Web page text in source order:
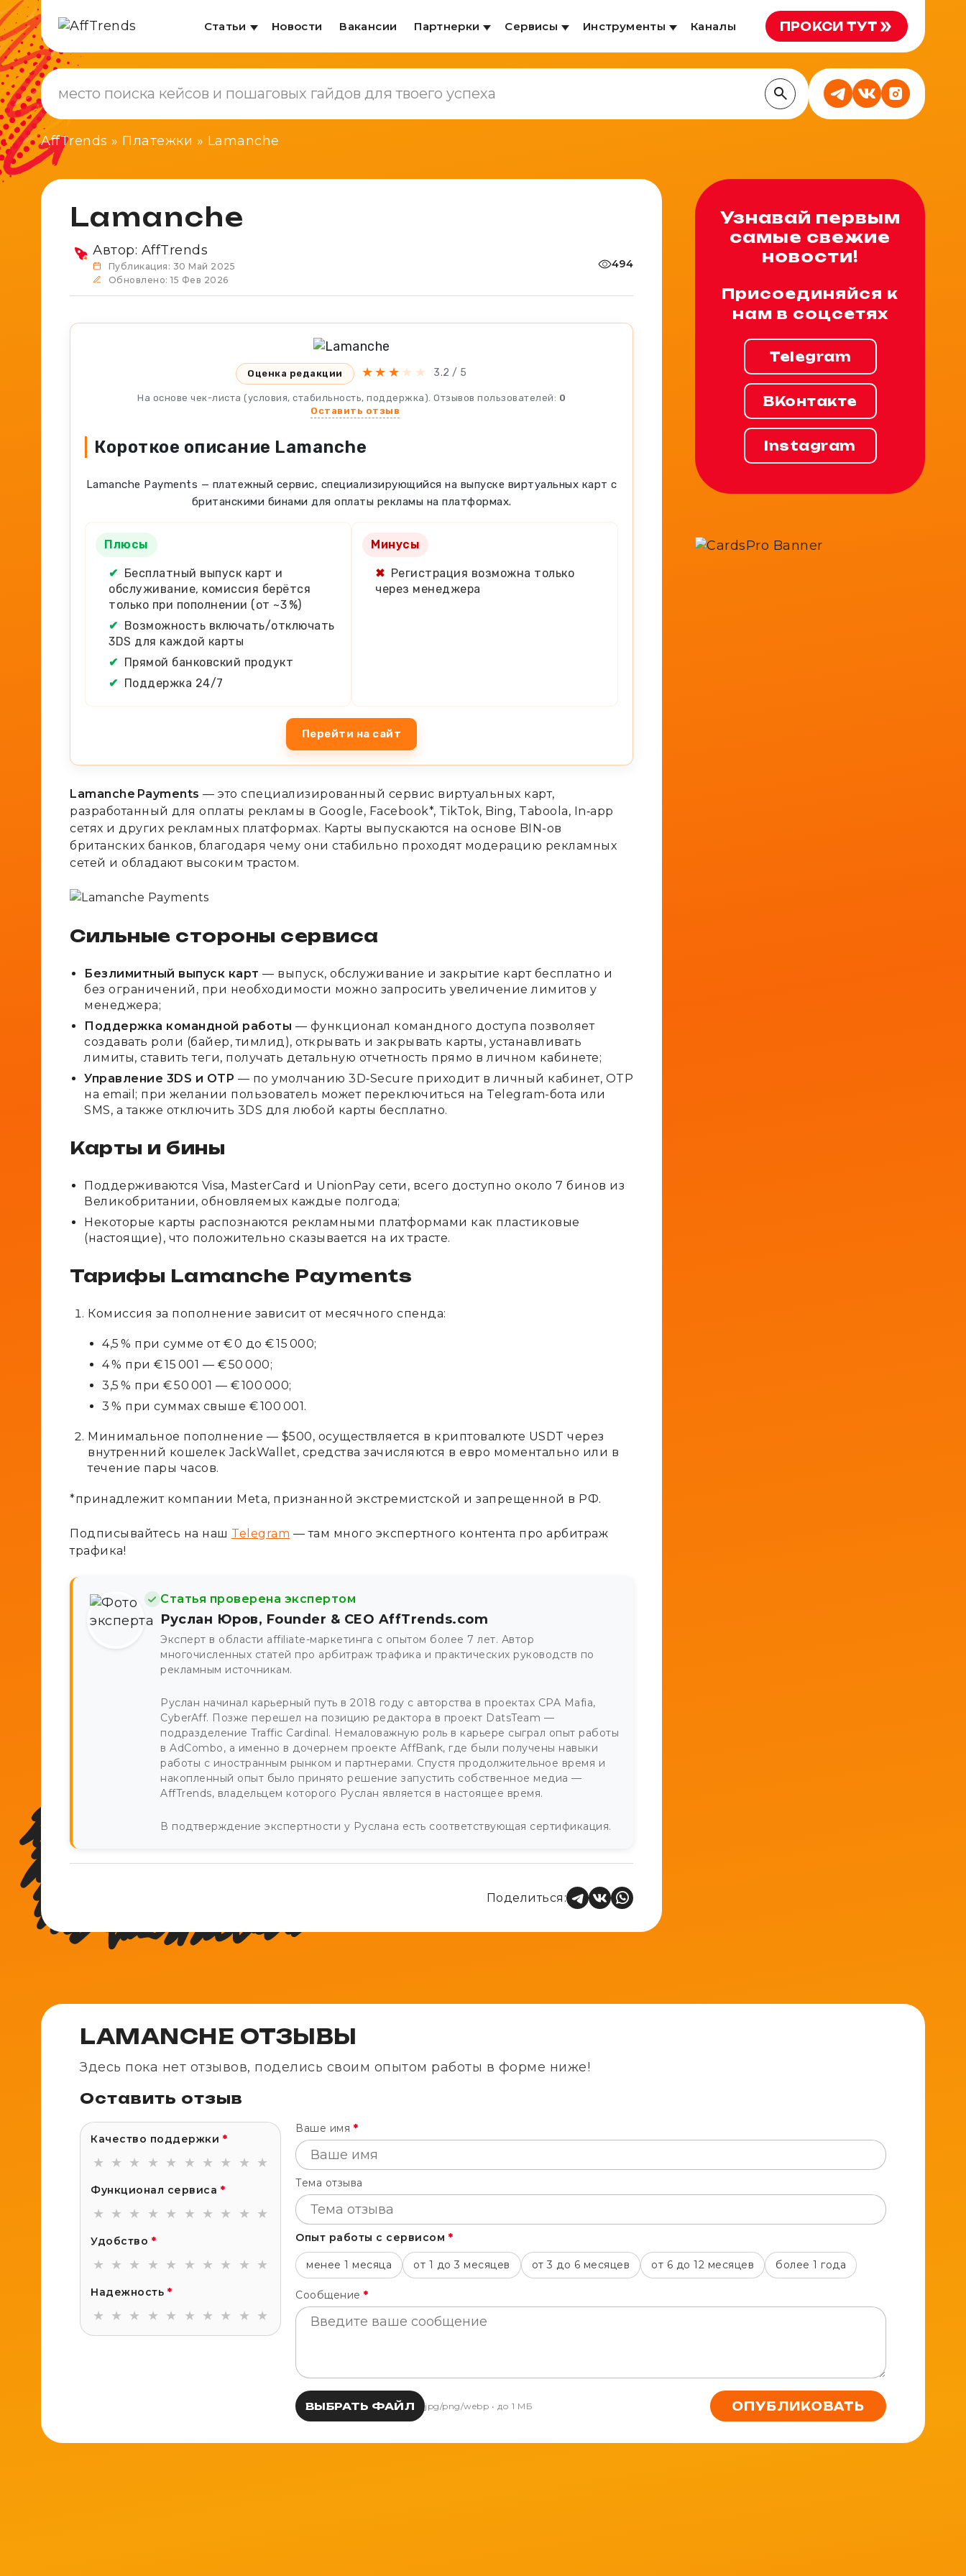
Статьи Новости Вакансии Партнерки Сервисы Инструменты Каналы ПРОКСИ ТУТ
AffTrends » Платежки » Lamanche
Lamanche
Автор: AffTrends
Публикация: 30 Май 2025
Обновлено: 15 Фев 2026
494
Оценка редакции ★★ ★ ★ ★ 3.2 / 5
На основе чек-листа (условия, стабильность, поддержка). Отзывов пользователей: 0
Оставить отзыв
Короткое описание Lamanche
Lamanche Payments — платежный сервис, специализирующийся на выпуске виртуальных карт с
британскими бинами для оплаты рекламы на платформах.
Плюсы
✔ Бесплатный выпуск карт и
обслуживание, комиссия берётся
только при пополнении (от ~3 %)
✔ Возможность включать/отключать
3DS для каждой карты
✔ Прямой банковский продукт
✔ Поддержка 24/7
Минусы
✖ Регистрация возможна только
через менеджера
Перейти на сайт
Lamanche Payments — это специализированный сервис виртуальных карт,
разработанный для оплаты рекламы в Google, Facebook*, TikTok, Bing, Taboola, In‑app
сетях и других рекламных платформах. Карты выпускаются на основе BIN-ов
британских банков, благодаря чему они стабильно проходят модерацию рекламных
сетей и обладают высоким трастом.
Сильные стороны сервиса
Безлимитный выпуск карт — выпуск, обслуживание и закрытие карт бесплатно и
без ограничений, при необходимости можно запросить увеличение лимитов у
менеджера;
Поддержка командной работы — функционал командного доступа позволяет
создавать роли (байер, тимлид), открывать и закрывать карты, устанавливать
лимиты, ставить теги, получать детальную отчетность прямо в личном кабинете;
Управление 3DS и OTP — по умолчанию 3D‑Secure приходит в личный кабинет, OTP
на email; при желании пользователь может переключиться на Telegram-бота или
SMS, а также отключить 3DS для любой карты бесплатно.
Карты и бины
Поддерживаются Visa, MasterCard и UnionPay сети, всего доступно около 7 бинов из
Великобритании, обновляемых каждые полгода;
Некоторые карты распознаются рекламными платформами как пластиковые
(настоящие), что положительно сказывается на их трасте.
Тарифы Lamanche Payments
Комиссия за пополнение зависит от месячного спенда:
4,5 % при сумме от € 0 до € 15 000;
4 % при € 15 001 — € 50 000;
3,5 % при € 50 001 — € 100 000;
3 % при суммах свыше € 100 001.
Минимальное пополнение — $500, осуществляется в криптовалюте USDT через
внутренний кошелек JackWallet, средства зачисляются в евро моментально или в
течение пары часов.
*принадлежит компании Meta, признанной экстремистской и запрещенной в РФ.
Подписывайтесь на наш Telegram — там много экспертного контента про арбитраж
трафика!
Статья проверена экспертом
Руслан Юров, Founder & CEO AffTrends.com
Эксперт в области affiliate-маркетинга с опытом более 7 лет. Автор
многочисленных статей про арбитраж трафика и практических руководств по
рекламным источникам.
Руслан начинал карьерный путь в 2018 году с авторства в проектах CPA Mafia,
CyberAff. Позже перешел на позицию редактора в проект DatsTeam —
подразделение Traffic Cardinal. Немаловажную роль в карьере сыграл опыт работы
в AdCombo, а именно в дочернем проекте AffBank, где были получены навыки
работы с иностранным рынком и партнерами. Спустя продолжительное время и
накопленный опыт было принято решение запустить собственное медиа —
AffTrends, владельцем которого Руслан является в настоящее время.
В подтверждение экспертности у Руслана есть соответствующая сертификация.
Поделиться:
Узнавай первым
самые свежие
новости!
Присоединяйся к
нам в соцсетях
Telegram
ВКонтакте
Instagram
LAMANCHE ОТЗЫВЫ
Здесь пока нет отзывов, поделись своим опытом работы в форме ниже!
Оставить отзыв
Качество поддержки *
★ ★ ★ ★ ★ ★ ★ ★ ★ ★
Функционал сервиса *
★ ★ ★ ★ ★ ★ ★ ★ ★ ★
Удобство *
★ ★ ★ ★ ★ ★ ★ ★ ★ ★
Надежность *
★ ★ ★ ★ ★ ★ ★ ★ ★ ★
Ваше имя *
Тема отзыва
Опыт работы с сервисом *
менее 1 месяца от 1 до 3 месяцев от 3 до 6 месяцев от 6 до 12 месяцев более 1 года
Сообщение *
ВЫБРАТЬ ФАЙЛ jpg/png/webp • до 1 МБ ОПУБЛИКОВАТЬ